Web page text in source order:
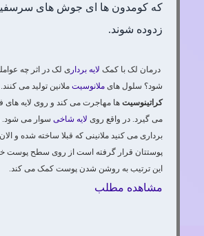
که کومدون ها ای جوش های
زدوده شوند.
درمان لک با کمک لایه بردار ی لک در اثر چه
شود؟ سلول های ملانوسیت ملانین تولید می
کراتینوسیت ها مهاجرت می کند و روی لایه های
می گیرد. در واقع روی لایه شاخی سوار می شود.
برداری می کنید ملانینی که قبلا ساخته شده و
پوستتان قرار گرفته است از روی سطح پوست
این ترتیب به روشن شدن پوست کمک می کند.
مشاهده مطلب